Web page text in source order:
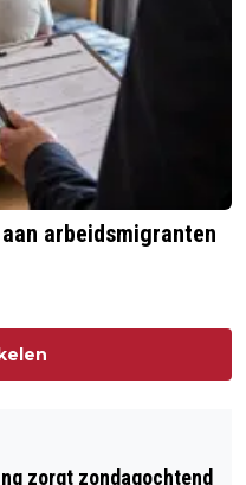
arbeidsmigranten
zorgt zondagochtend